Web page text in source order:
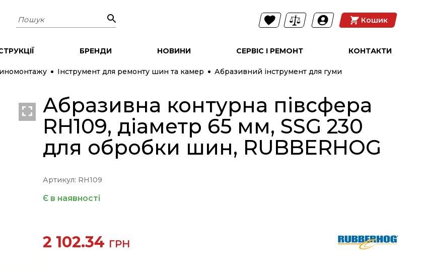
Пошук Кошик
БРЕНДИ НОВИНИ СЕРВІС І РЕМОНТ КОНТАКТИ
Інструмент для ремонту шин та камер Абразивний інструмент для гуми
Абразивна контурна півсфера
RH109, діаметр 65 мм, SSG 230
для обробки шин, RUBBERHOG
Артикул: RH109
Є в наявності
2 102.34 ГРН